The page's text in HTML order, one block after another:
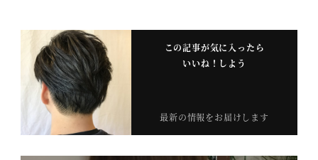
この記事が気に入ったら
いいね！しよう
最新の情報をお届けします